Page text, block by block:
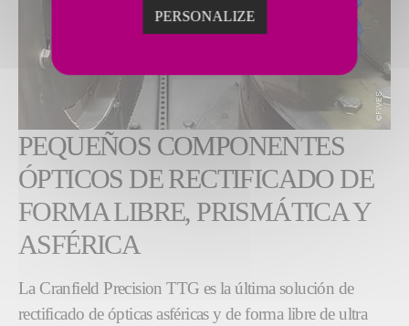
PEQUEÑOS COMPONENTES
ÓPTICOS DE RECTIFICADO DE
FORMA LIBRE, PRISMÁTICA Y
ASFÉRICA
La Cranfield Precision TTG es la última solución de
rectificado de ópticas asféricas y de forma libre de ultra
PERSONALIZE